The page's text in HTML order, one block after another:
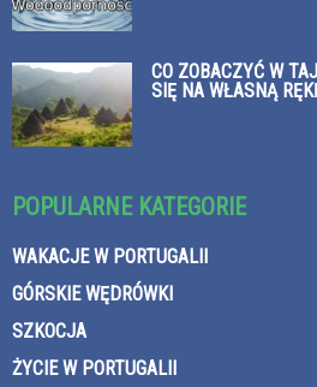
CO ZOBACZYĆ W
SIĘ NA WŁASNĄ
POPULARNE KATEGORIE
WAKACJE W PORTUGALII
GÓRSKIE WĘDRÓWKI
SZKOCJA
ŻYCIE W PORTUGALII